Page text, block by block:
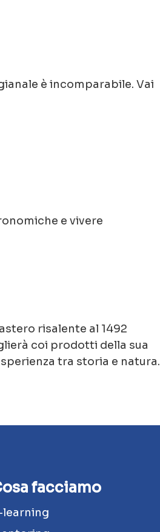
è incomparabile. Vai
e vivere
risalente al 1492
coi prodotti della sua
tra storia e natura.
facciamo
learning